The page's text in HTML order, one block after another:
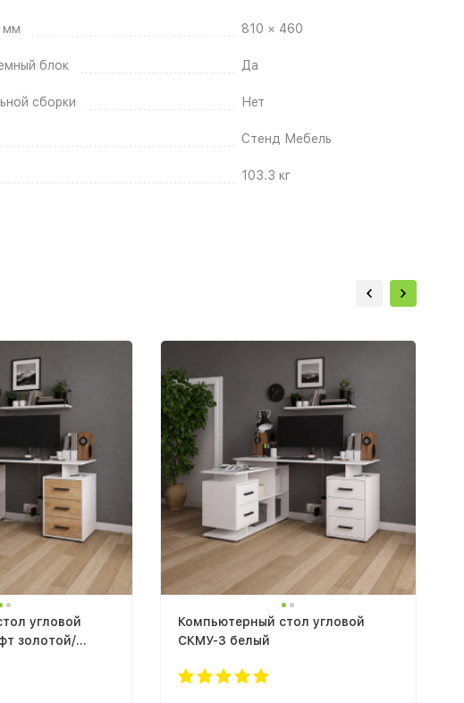
мм 810 × 460
блок Да
сборки Нет
Стенд Мебель
103.3 кг
угловой
золотой/
Компьютерный стол угловой
СКМУ-3 белый